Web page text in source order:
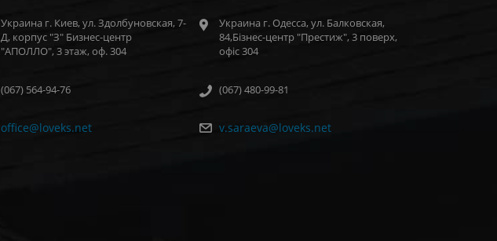
Украина г. Киев, ул. Здолбуновская, 7-
Д, корпус "З" Бизнес-центр
"АПОЛЛО", 3 этаж, оф. 304
(067) 564-94-76
office@loveks.net
Украина г. Одесса, ул. Балковская,
84,Бізнес-центр "Престиж", 3 поверх,
офіс 304
(067) 480-99-81
v.saraeva@loveks.net